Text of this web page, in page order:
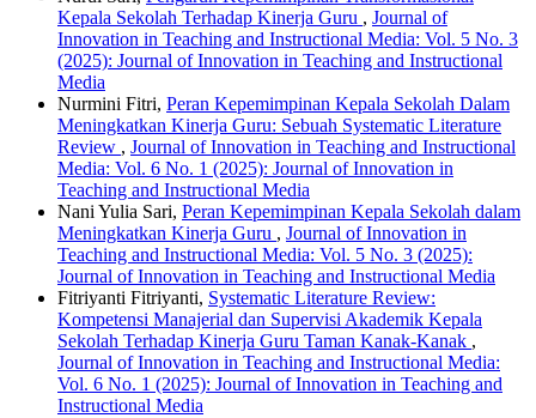
Kepala Sekolah Terhadap Kinerja Guru , Journal of
Innovation in Teaching and Instructional Media: Vol. 5 No. 3
(2025): Journal of Innovation in Teaching and Instructional
Media
Nurmini Fitri, Peran Kepemimpinan Kepala Sekolah Dalam
Meningkatkan Kinerja Guru: Sebuah Systematic Literature
Review , Journal of Innovation in Teaching and Instructional
Media: Vol. 6 No. 1 (2025): Journal of Innovation in
Teaching and Instructional Media
Nani Yulia Sari, Peran Kepemimpinan Kepala Sekolah dalam
Meningkatkan Kinerja Guru , Journal of Innovation in
Teaching and Instructional Media: Vol. 5 No. 3 (2025):
Journal of Innovation in Teaching and Instructional Media
Fitriyanti Fitriyanti, Systematic Literature Review:
Kompetensi Manajerial dan Supervisi Akademik Kepala
Sekolah Terhadap Kinerja Guru Taman Kanak-Kanak ,
Journal of Innovation in Teaching and Instructional Media:
Vol. 6 No. 1 (2025): Journal of Innovation in Teaching and
Instructional Media